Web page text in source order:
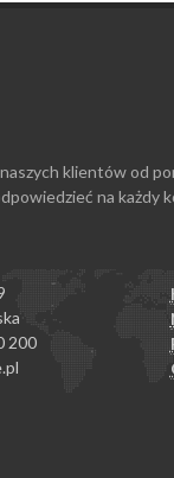
klientów od
na
200